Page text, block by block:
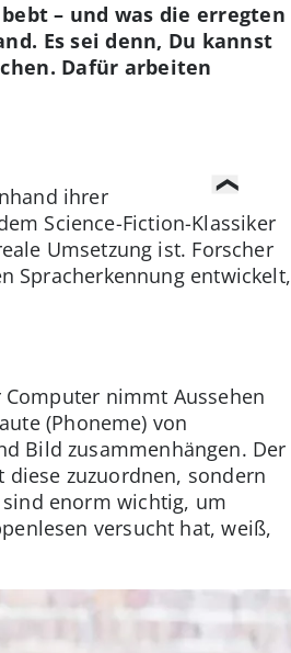
– und was die erregten
Es sei denn, Du kannst
Dafür arbeiten
ihrer
Science-Fiction-Klassiker
Umsetzung ist. Forscher
Spracherkennung entwickelt,
nimmt Aussehen
(Phoneme) von
Bild zusammenhängen. Der
zuzuordnen, sondern
enorm wichtig, um
versucht hat, weiß,